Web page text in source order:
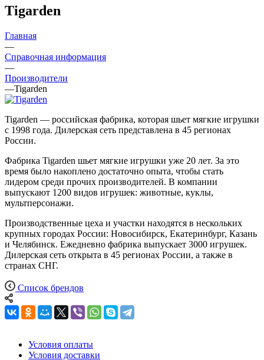
Tigarden
Главная
—
Справочная информация
—
Производители
—Tigarden
Tigarden — российская фабрика, которая шьет мягкие игрушки
с 1998 года. Дилерская сеть представлена в 45 регионах
России.
Фабрика Tigarden шьет мягкие игрушки уже 20 лет. За это
время было накоплено достаточно опыта, чтобы стать
лидером среди прочих производителей. В компании
выпускают 1200 видов игрушек: животные, куклы,
мультперсонажи.
Производственные цеха и участки находятся в нескольких
крупных городах России: Новосибирск, Екатеринбург, Казань
и Челябинск. Ежедневно фабрика выпускает 3000 игрушек.
Дилерская сеть открыта в 45 регионах России, а также в
странах СНГ.
Список брендов
Условия оплаты
Условия доставки